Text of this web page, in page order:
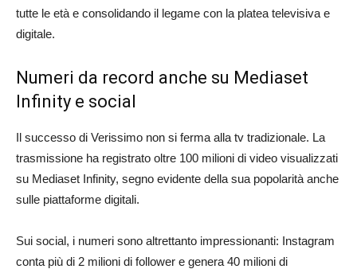
tutte le età e consolidando il legame con la platea televisiva e
digitale.
Numeri da record anche su Mediaset
Infinity e social
Il successo di Verissimo non si ferma alla tv tradizionale. La
trasmissione ha registrato oltre 100 milioni di video visualizzati
su Mediaset Infinity, segno evidente della sua popolarità anche
sulle piattaforme digitali.
Sui social, i numeri sono altrettanto impressionanti: Instagram
conta più di 2 milioni di follower e genera 40 milioni di